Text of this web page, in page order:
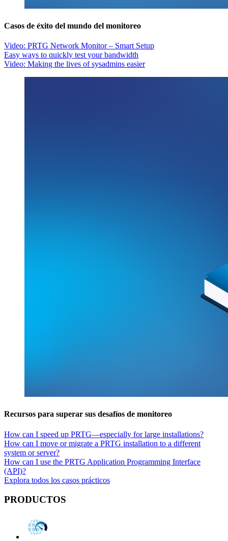
Casos de éxito del mundo del monitoreo
Video: PRTG Network Monitor – Smart Setup
Easy ways to quickly test your bandwidth
Video: Making the lives of sysadmins easier
Recursos para superar sus desafíos de monitoreo
How can I speed up PRTG—especially for large installations?
How can I move or migrate a PRTG installation to a different
system or server?
How can I use the PRTG Application Programming Interface
(API)?
Explora todos los casos prácticos
PRODUCTOS